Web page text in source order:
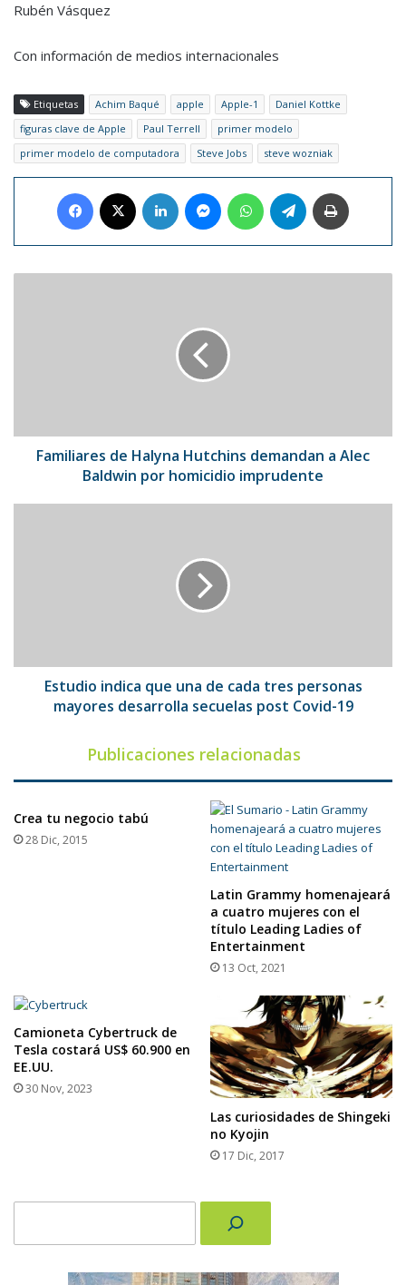
Rubén Vásquez
Con información de medios internacionales
Etiquetas Achim Baqué apple Apple-1
Daniel Kottke
figuras clave de Apple
Paul Terrell
primer modelo
primer modelo de computadora
Steve Jobs steve wozniak
Facebook LinkedIn MessengerWhatsAppTelegram
por
homicidio
Familiares de Halyna Hutchins demandan a Alec
Baldwin por homicidio imprudente
mayores
desarrolla
secuelas
Estudio indica que una de cada tres personas
mayores desarrolla secuelas post Covid-19
Publicaciones relacionadas
Crea tu negocio tabú
28 Dic, 2015
Latin Grammy homenajeará
a cuatro mujeres con el
título Leading Ladies of
Entertainment
13 Oct, 2021
Camioneta Cybertruck de
Tesla costará US$ 60.900 en
EE.UU.
30 Nov, 2023
Las curiosidades de Shingeki
no Kyojin
17 Dic, 2017